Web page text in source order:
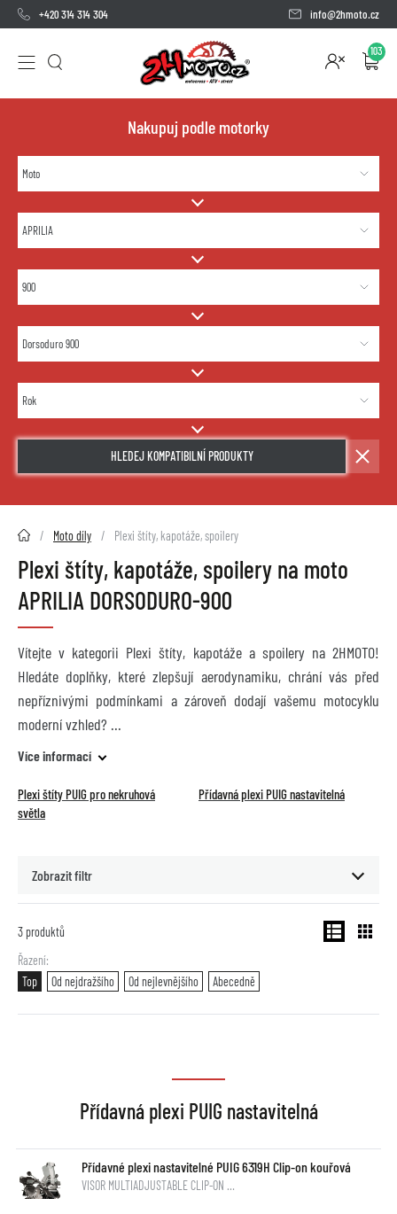
+420 314 314 304 info@2hmoto.cz
103
Nakupuj podle motorky
HLEDEJ KOMPATIBILNÍ PRODUKTY
2HMOTO.cz Moto díly Plexi štíty, kapotáže, spoilery
Plexi štíty, kapotáže, spoilery na moto
APRILIA DORSODURO-900
Vítejte v kategorii Plexi štíty, kapotáže a spoilery na 2HMOTO!
Hledáte doplňky, které zlepšují aerodynamiku, chrání vás před
nepříznivými podmínkami a zároveň dodají vašemu motocyklu
moderní vzhled?
Více informací
Plexi štíty PUIG pro nekruhová
světla
Přídavná plexi PUIG nastavitelná
Zobrazit filtr
3 produktů
Řazení
Top
Od nejdražšího Od nejlevnějšího Abecedně
Přídavná plexi PUIG nastavitelná
Přídavné plexi nastavitelné PUIG 6319H Clip-on kouřová
VISOR MULTIADJUSTABLE CLIP-ON …